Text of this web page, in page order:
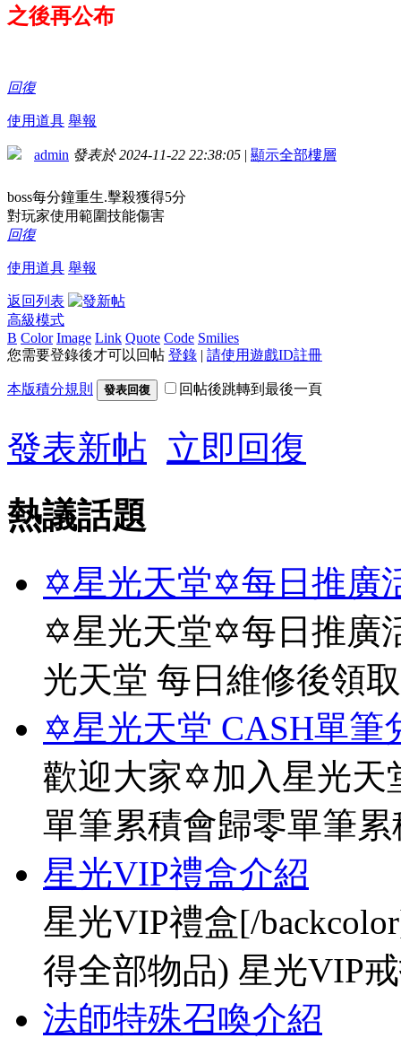
之後再公布
回復
使用道具 舉報
admin 發表於 2024-11-22 22:38:05 | 顯示全部樓層
boss每分鐘重生.擊殺獲得5分
對玩家使用範圍技能傷害
回復
使用道具 舉報
返回列表
高級模式
B Color Image Link Quote Code Smilies
您需要登錄後才可以回帖 登錄 | 請使用遊戲ID註冊
本版積分規則 發表回復 回帖後跳轉到最後一頁
發表新帖 立即回復
熱議話題
✡星光天堂✡每日推廣
✡星光天堂✡每日推廣
光天堂 每日維修後領
✡星光天堂 CASH單筆
歡迎大家✡加入星光天
單筆累積會歸零單筆
星光VIP禮盒介紹
星光VIP禮盒[/
得全部物品) 星光VIP
法師特殊召喚介紹